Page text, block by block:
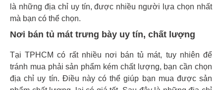
là những địa chỉ uy tín, được nhiều người lựa chọn nhất
mà bạn có thể chọn.
Nơi bán tủ mát trưng bày uy tín, chất lượng
Tại TPHCM có rất nhiều nơi bán tủ mát, tuy nhiên để
tránh mua phải sản phẩm kém chất lượng, bạn cần chọn
địa chỉ uy tín. Điều này có thể giúp bạn mua được sản